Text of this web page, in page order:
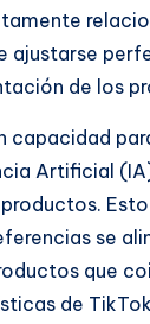
ajustarse
de los
capacidad
Artificial
se
que
de